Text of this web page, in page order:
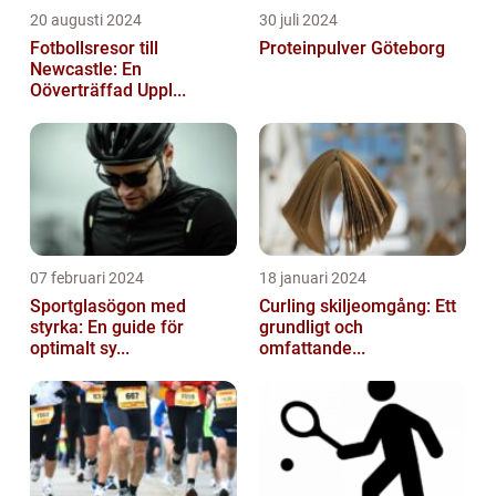
20 augusti 2024
Fotbollsresor till
Newcastle: En
Oöverträffad Uppl...
30 juli 2024
Proteinpulver Göteborg
07 februari 2024
Sportglasögon med
styrka: En guide för
optimalt sy...
18 januari 2024
Curling skiljeomgång: Ett
grundligt och
omfattande...